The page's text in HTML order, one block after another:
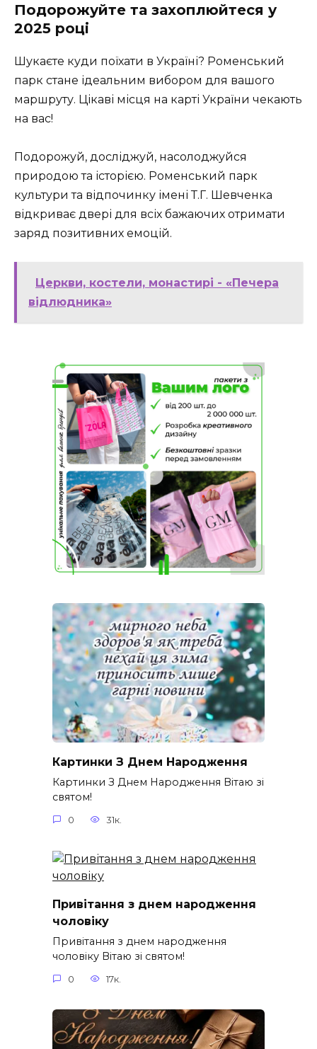
Подорожуйте та захоплюйтеся у
2025 році
Шукаєте куди поїхати в Україні? Роменський
парк стане ідеальним вибором для вашого
маршруту. Цікаві місця на карті України чекають
на вас!
Подорожуй, досліджуй, насолоджуйся
природою та історією. Роменський парк
культури та відпочинку імені Т.Г. Шевченка
відкриває двері для всіх бажаючих отримати
заряд позитивних емоцій.
Церкви, костели, монастирі - «Печера
відлюдника»
Картинки З Днем Народження
Картинки З Днем Народження Вітаю зі
святом!
0 31к.
Привітання з днем народження
чоловіку
Привітання з днем народження
чоловіку Вітаю зі святом!
0 17к.